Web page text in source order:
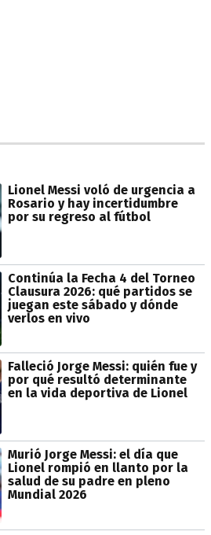
Lionel Messi voló de urgencia a
Rosario y hay incertidumbre
por su regreso al fútbol
Continúa la Fecha 4 del Torneo
Clausura 2026: qué partidos se
juegan este sábado y dónde
verlos en vivo
Falleció Jorge Messi: quién fue y
por qué resultó determinante
en la vida deportiva de Lionel
Murió Jorge Messi: el día que
Lionel rompió en llanto por la
salud de su padre en pleno
Mundial 2026